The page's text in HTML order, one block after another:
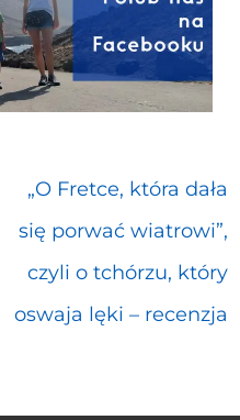
„O Fretce, która dała
się porwać wiatrowi”,
czyli o tchórzu, który
oswaja lęki – recenzja